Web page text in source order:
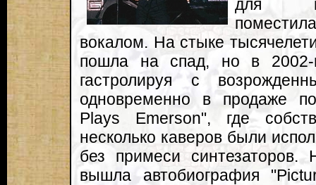
для
вокалом. На стыке
пошла на спад, но в
гастролируя с
одновременно в продаже
Plays Emerson", где
несколько каверов были
без примеси
вышла автобиография